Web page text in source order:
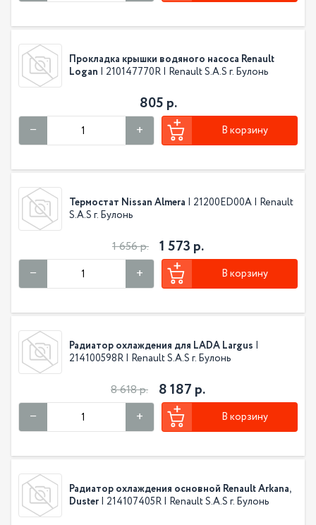
Прокладка крышки водяного насоса Renault
Logan | 210147770R | Renault S.A.S г. Булонь
805 р.
В корзину
Термостат Nissan Almera | 21200ED00A | Renault
S.A.S г. Булонь
1 656 р. 1 573 р.
В корзину
Радиатор охлаждения для LADA Largus |
214100598R | Renault S.A.S г. Булонь
8 618 р. 8 187 р.
В корзину
Радиатор охлаждения основной Renault Arkana,
Duster | 214107405R | Renault S.A.S г. Булонь